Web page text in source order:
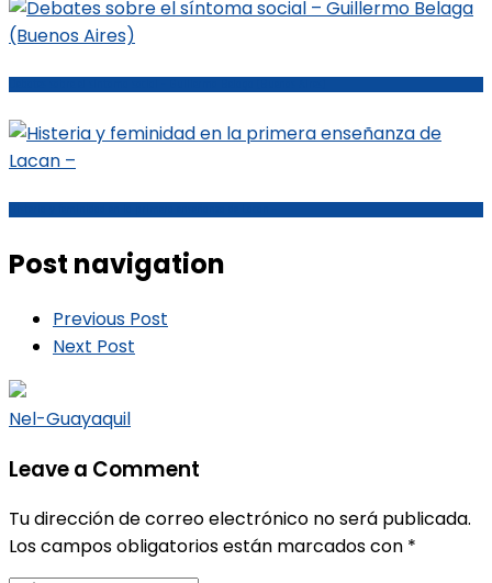
Post navigation
Previous Post
Next Post
Nel-Guayaquil
Leave a Comment
Tu dirección de correo electrónico no será publicada.
Los campos obligatorios están marcados con *